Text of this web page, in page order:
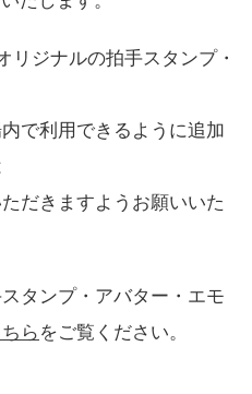
リジナルの拍手スタンプ・
で利用できるように追加
だきますようお願いいた
タンプ・アバター・エモ
らをご覧ください。